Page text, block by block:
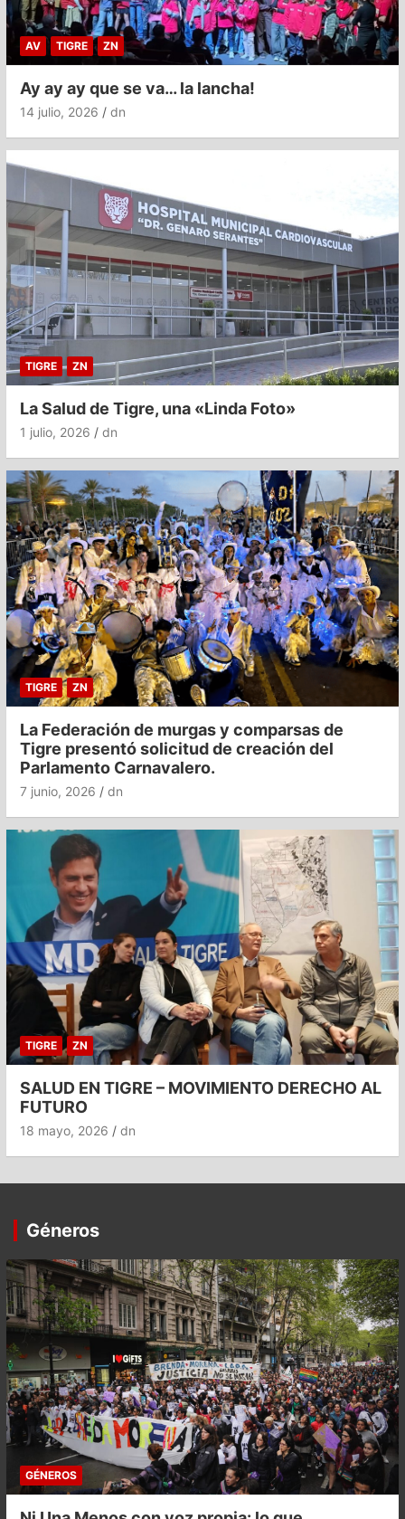
AV TIGRE ZN
Ay ay ay que se va… la lancha!
14 julio, 2026 dn
TIGRE ZN
La Salud de Tigre, una «Linda Foto»
1 julio, 2026 dn
TIGRE ZN
La Federación de murgas y comparsas de
Tigre presentó solicitud de creación del
Parlamento Carnavalero.
7 junio, 2026 dn
TIGRE ZN
SALUD EN TIGRE – MOVIMIENTO DERECHO AL
FUTURO
18 mayo, 2026 dn
Géneros
GÉNEROS